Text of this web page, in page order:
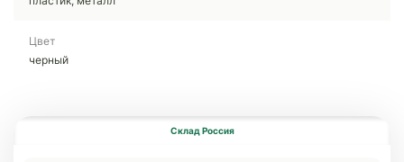
Цвет
черный
Склад Россия